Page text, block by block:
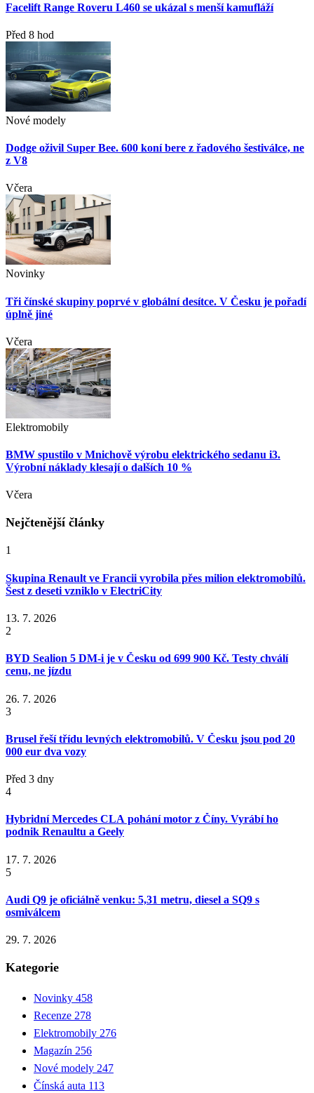
Facelift Range Roveru L460 se ukázal s menší kamufláží
Před 8 hod
Nové modely
Dodge oživil Super Bee. 600 koní bere z řadového šestiválce, ne
z V8
Včera
Novinky
Tři čínské skupiny poprvé v globální desítce. V Česku je pořadí
úplně jiné
Včera
Elektromobily
BMW spustilo v Mnichově výrobu elektrického sedanu i3.
Výrobní náklady klesají o dalších 10 %
Včera
Nejčtenější články
1
Skupina Renault ve Francii vyrobila přes milion elektromobilů.
Šest z deseti vzniklo v ElectriCity
13. 7. 2026
2
BYD Sealion 5 DM-i je v Česku od 699 900 Kč. Testy chválí
cenu, ne jízdu
26. 7. 2026
3
Brusel řeší třídu levných elektromobilů. V Česku jsou pod 20
000 eur dva vozy
Před 3 dny
4
Hybridní Mercedes CLA pohání motor z Číny. Vyrábí ho
podnik Renaultu a Geely
17. 7. 2026
5
Audi Q9 je oficiálně venku: 5,31 metru, diesel a SQ9 s
osmiválcem
29. 7. 2026
Kategorie
Novinky 458
Recenze 278
Elektromobily 276
Magazín 256
Nové modely 247
Čínská auta 113